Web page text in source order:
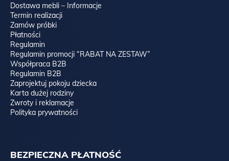
Dostawa mebli – Informacje
Termin realizacji
Zamów próbki
Płatności
Regulamin
Regulamin promocji “RABAT NA ZESTAW”
Współpraca B2B
Regulamin B2B
Zaprojektuj pokoju dziecka
Karta dużej rodziny
Zwroty i reklamacje
Polityka prywatności
BEZPIECZNA PŁATNOŚĆ